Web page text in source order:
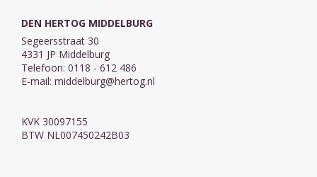
DEN HERTOG MIDDELBURG
Segeersstraat 30
4331 JP Middelburg
Telefoon: 0118 - 612 486
E-mail: middelburg@hertog.nl
KVK 30097155
BTW NL007450242B03